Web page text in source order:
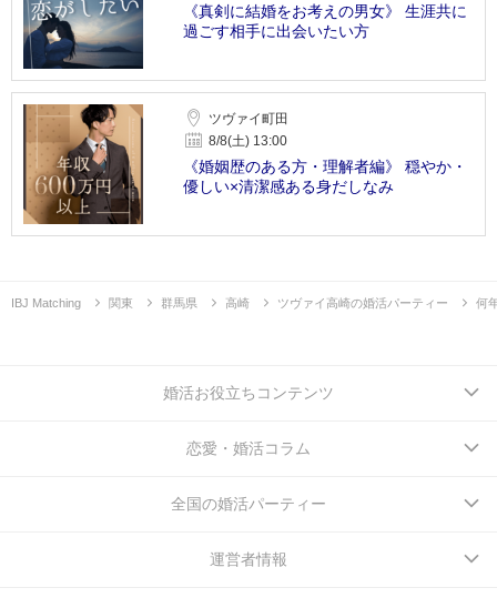
《真剣に結婚をお考えの男女》 生涯共に
過ごす相手に出会いたい方
ツヴァイ町田
8/8(土) 13:00
《婚姻歴のある方・理解者編》 穏やか・
優しい×清潔感ある身だしなみ
IBJ Matching 関東 群馬県 高崎 ツヴァイ高崎の婚活パーティー 何
婚活お役立ちコンテンツ
恋愛・婚活コラム
全国の婚活パーティー
運営者情報